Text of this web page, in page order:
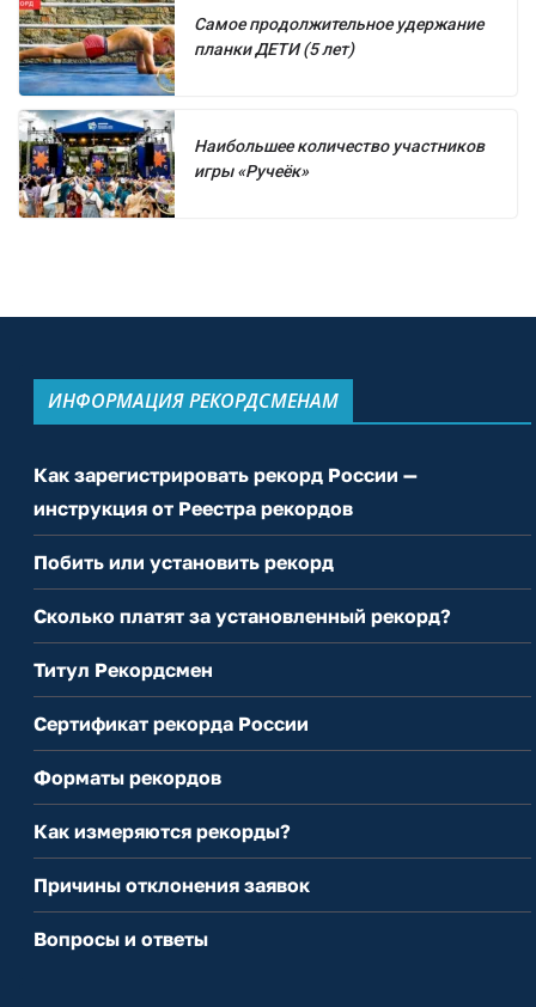
Самое продолжительное удержание
планки ДЕТИ (5 лет)
Наибольшее количество участников
игры «Ручеёк»
ИНФОРМАЦИЯ РЕКОРДСМЕНАМ
Как зарегистрировать рекорд России —
инструкция от Реестра рекордов
Побить или установить рекорд
Сколько платят за установленный рекорд?
Титул Рекордсмен
Сертификат рекорда России
Форматы рекордов
Как измеряются рекорды?
Причины отклонения заявок
Вопросы и ответы